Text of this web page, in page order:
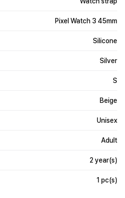
Pixel Watch 3 45mm
Silicone
Silver
S
Beige
Unisex
Adult
2 year(s)
1 pc(s)